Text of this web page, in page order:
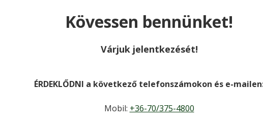
Kövessen bennünket!
Várjuk jelentkezését!
ÉRDEKLŐDNI a következő telefonszámokon és e-
Mobil: +36-70/375-4800